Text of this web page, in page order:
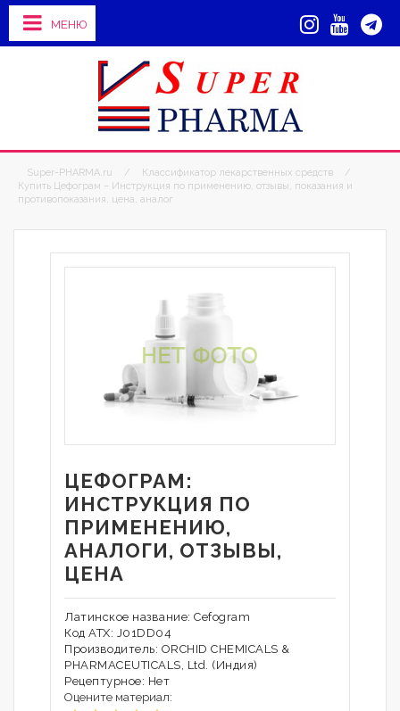
МЕНЮ
Super-PHARMA.ru / Классификатор лекарственных средств
/
Купить Цефограм – Инструкция по применению, отзывы, показания и
противопоказания, цена, аналог
ЦЕФОГРАМ:
ИНСТРУКЦИЯ ПО
ПРИМЕНЕНИЮ,
АНАЛОГИ, ОТЗЫВЫ,
ЦЕНА
Латинское название: Cefogram
Код АТХ: J01DD04
Производитель: ORCHID CHEMICALS &
PHARMACEUTICALS, Ltd. (Индия)
Рецептурное: Нет
Оцените материал: